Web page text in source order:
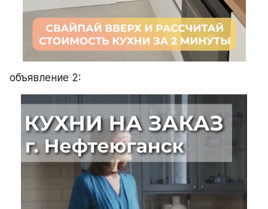
объявление 2: